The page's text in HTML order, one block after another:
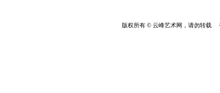
版权所有 © 云峰艺术网，请勿转载